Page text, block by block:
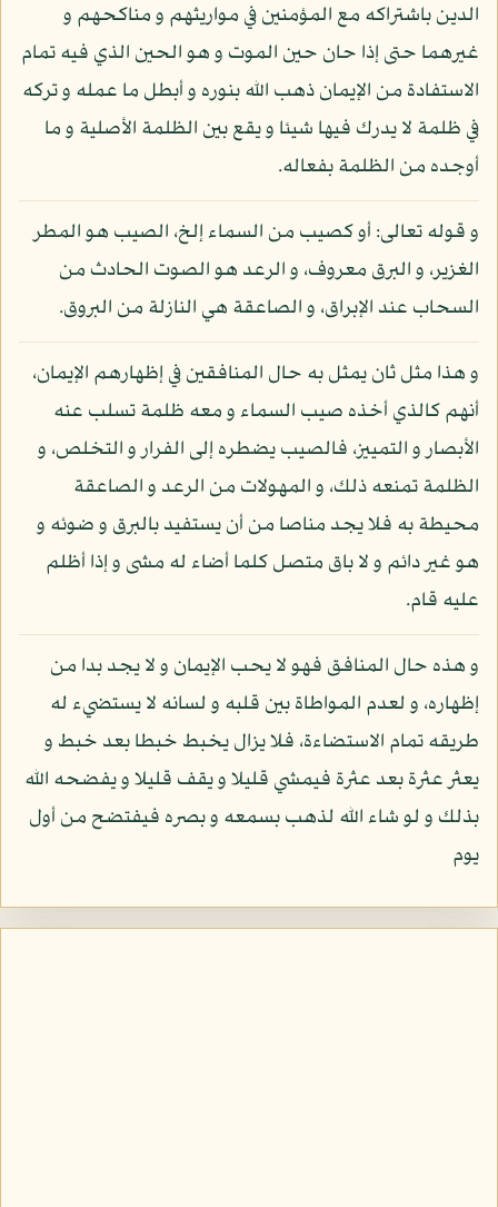
الدين باشتراكه مع المؤمنين في مواريثهم و مناكحهم و
غيرهما حتى إذا حان حين الموت و هو الحين الذي فيه تمام
الاستفادة من الإيمان ذهب الله بنوره و أبطل ما عمله و تركه
في ظلمة لا يدرك فيها شيئا و يقع بين الظلمة الأصلية و ما
أوجده من الظلمة بفعاله.
و قوله تعالى: أو كصيب من السماء إلخ، الصيب هو المطر
الغزير، و البرق معروف، و الرعد هو الصوت الحادث من
السحاب عند الإبراق، و الصاعقة هي النازلة من البروق.
و هذا مثل ثان يمثل به حال المنافقين في إظهارهم الإيمان،
أنهم كالذي أخذه صيب السماء و معه ظلمة تسلب عنه
الأبصار و التمييز، فالصيب يضطره إلى الفرار و التخلص، و
الظلمة تمنعه ذلك، و المهولات من الرعد و الصاعقة
محيطة به فلا يجد مناصا من أن يستفيد بالبرق و ضوئه و
هو غير دائم و لا باق متصل كلما أضاء له مشى و إذا أظلم
عليه قام.
و هذه حال المنافق فهو لا يحب الإيمان و لا يجد بدا من
إظهاره، و لعدم المواطاة بين قلبه و لسانه لا يستضيء له
طريقه تمام الاستضاءة، فلا يزال يخبط خبطا بعد خبط و
يعثر عثرة بعد عثرة فيمشي قليلا و يقف قليلا و يفضحه الله
بذلك و لو شاء الله لذهب بسمعه و بصره فيفتضح من أول
يوم